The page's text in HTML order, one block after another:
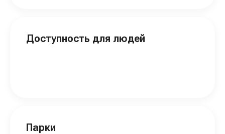
Доступность для людей
Парки